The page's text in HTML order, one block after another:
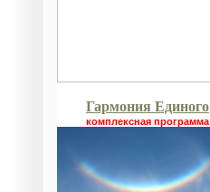
Гармония Единого
комплексная программа